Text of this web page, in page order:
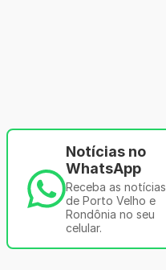
Notícias no
WhatsApp
Receba as notícias
de Porto Velho e
Rondônia no seu
celular.